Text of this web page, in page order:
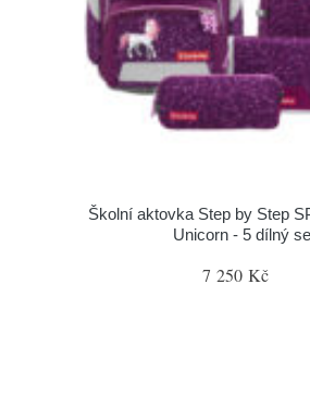
Školní aktovka Step by Step
Unicorn - 5 dílný
7 250 Kč